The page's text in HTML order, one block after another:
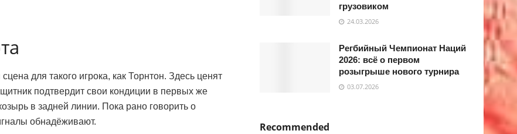
для такого игрока, как Торнтон. Здесь ценят
подтвердит свои кондиции в первых же
в задней линии. Пока рано говорить о
обнадёживают.
грузовиком
24.03.2026
Регбийный Чемпионат Наций
2026: всё о первом
розыгрыше нового турнира
03.07.2026
Recommended